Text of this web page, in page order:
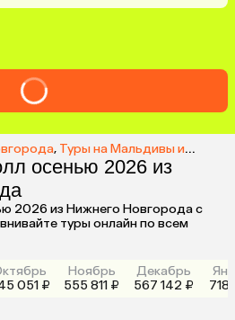
, Туры на Мальдивы из Нижнего Новгорода
осенью 2026 из
2026 из Нижнего Новгорода с
туры онлайн по всем
051 ₽
Ноябрь
555 811 ₽
Декабрь
567 142 ₽
718